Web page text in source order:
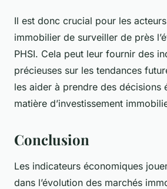
Il est donc crucial pour les
immobilier de surveiller de près
PHSI. Cela peut leur fournir des
précieuses sur les tendances
les aider à prendre des décisions
matière d’investissement
Conclusion
Les indicateurs économiques
dans l’évolution des marchés